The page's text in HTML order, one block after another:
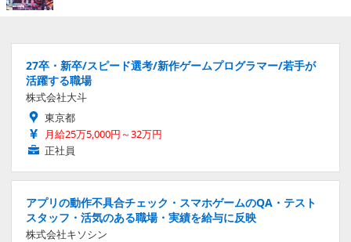
27卒・新卒/スピード選考/新作ゲームプログラマー/若手が
活躍する職場
株式会社大斗
東京都
月給25万5,000円～32万円
正社員
アプリの動作不具合チェック・スマホゲームのQA・テスト
スタッフ・活気のある職場・実績を給与に反映
株式会社キソシン